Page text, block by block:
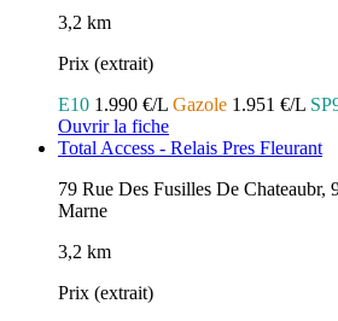
3,2 km
Prix (extrait)
E10 1.990 €/L Gazole 1.951 €/L
Ouvrir la fiche
Total Access - Relais Pres Fleurant
79 Rue Des Fusilles De Chateaubr,
Marne
3,2 km
Prix (extrait)